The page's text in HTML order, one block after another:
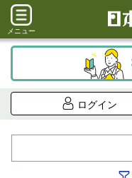
メニュー
ログイン